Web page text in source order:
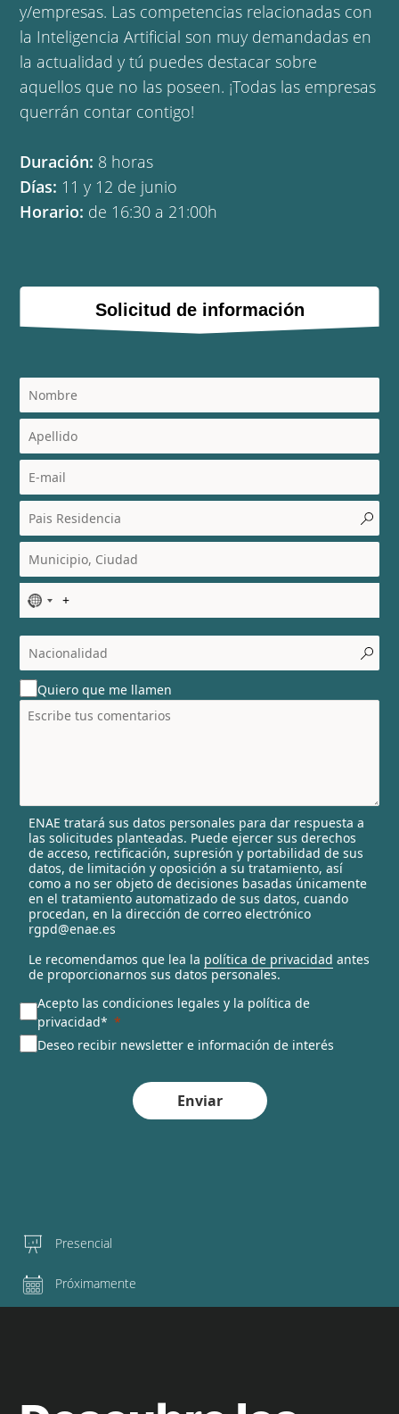
y/empresas. Las competencias relacionadas con
la Inteligencia Artificial son muy demandadas en
la actualidad y tú puedes destacar sobre
aquellos que no las poseen. ¡Todas las empresas
querrán contar contigo!
Duración: 8 horas
Días: 11 y 12 de junio
Horario: de 16:30 a 21:00h
Solicitud de información
N
o
c
o
u
n
t
l
e
c
t
e
d
Quiero que me llamen
ENAE tratará sus datos personales para dar respuesta a
las solicitudes planteadas. Puede ejercer sus derechos
de acceso, rectificación, supresión y portabilidad de sus
datos, de limitación y oposición a su tratamiento, así
como a no ser objeto de decisiones basadas únicamente
en el tratamiento automatizado de sus datos, cuando
procedan, en la dirección de correo electrónico
rgpd@enae.es
Le recomendamos que lea la política de privacidad antes
de proporcionarnos sus datos personales.
Acepto las condiciones legales y la política de
privacidad*
Deseo recibir newsletter e información de interés
Enviar
Presencial
Próximamente